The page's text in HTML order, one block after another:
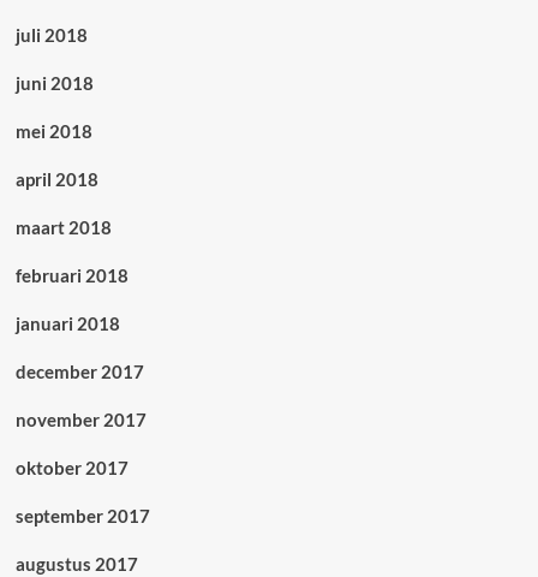
juli 2018
juni 2018
mei 2018
april 2018
maart 2018
februari 2018
januari 2018
december 2017
november 2017
oktober 2017
september 2017
augustus 2017